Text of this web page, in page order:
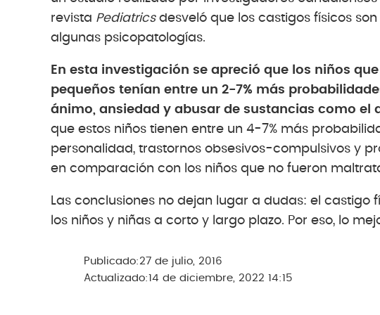
revista Pediatricsdesveló que los castigos físicos
algunas psicopatologías.
En esta investigación se apreció que los niños
pequeños tenían entre un 2-7% más
ánimo, ansiedad y abusar de sustancias como el
que estos niños tienen entre un 4-7% más
personalidad, trastornos obsesivos-compulsivos y
en comparación con los niños que no fueron
Las conclusiones no dejan lugar a dudas: el
los niños y niñas a corto y largo plazo. Por eso, lo
Publicado: 27 de julio, 2016
Actualizado:14 de diciembre, 2022 14:15